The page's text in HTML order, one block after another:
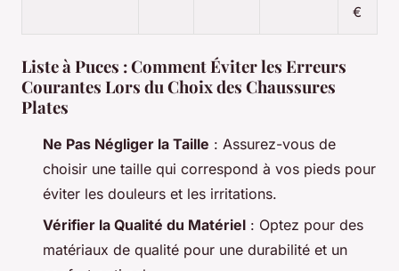
€
Liste à Puces : Comment Éviter les Erreurs
Courantes Lors du Choix des Chaussures
Plates
Ne Pas Négliger la Taille : Assurez-vous de
choisir une taille qui correspond à vos pieds pour
éviter les douleurs et les irritations.
Vérifier la Qualité du Matériel : Optez pour des
matériaux de qualité pour une durabilité et un